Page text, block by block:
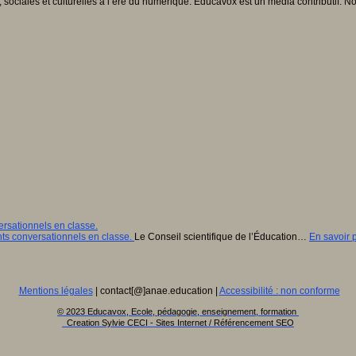
en classe.
Le Conseil scientifique de l’Éducation… En savoir
Mentions légales| contact[@]anae.education | Accessibilité : non conforme
© 2023 Educavox, Ecole, pédagogie, enseignement, formation
Creation Sylvie CECI - Sites Internet / Référencement SEO